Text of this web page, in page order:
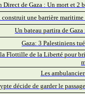
Direct de Gaza : Un mort et 2
une barrière maritime
Un bateau partira de
Gaza: 3 Palestiniens
Flottille de la Liberté pour
Les
décide de garder le